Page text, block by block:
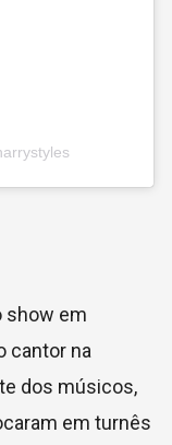
show em
cantor na
dos músicos,
em turnês